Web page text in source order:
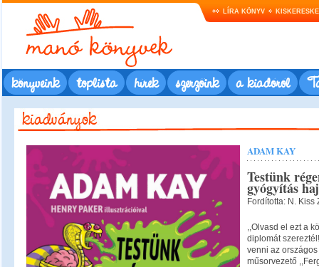
LÍRA KÖNYV
könyveink toplista hírek szerzőink a kiadóról
ADAM KAY
Testünk
gyógyítás
Fordította: N. Kiss
,,Olvasd el ezt a
diplomát
venni az
műsorvezető